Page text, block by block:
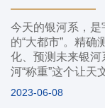
今天的银河系，
的“大都市”。精
化、预测未来银河
河“称重”这个让天
2023-06-08